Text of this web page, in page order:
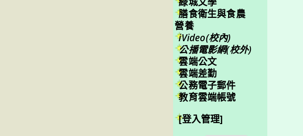
膳食衛生與食農
營養
iVideo(校內)
公播電影網(校外)
雲端公文
雲端差勤
公務電子郵件
教育雲端帳號
[登入管理]